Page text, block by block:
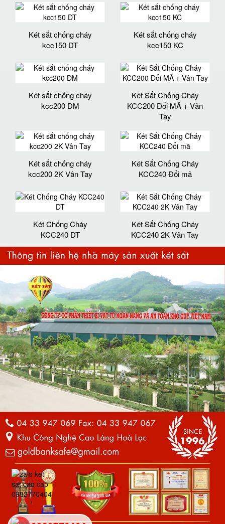
Két sắt chống cháy
kcc150 DT
Két sắt chống cháy
kcc150 KC
Két sắt chống cháy
kcc200 DM
Két Sắt Chống Cháy
KCC200 Đổi MÃ + Vân
Tay
Két sắt chống cháy
kcc200 2K Vân Tay
Két Sắt Chống Cháy
KCC240 Đổi mã
Két Chống Cháy
KCC240 DT
Két Sắt Chống Cháy
KCC240 2K Vân Tay